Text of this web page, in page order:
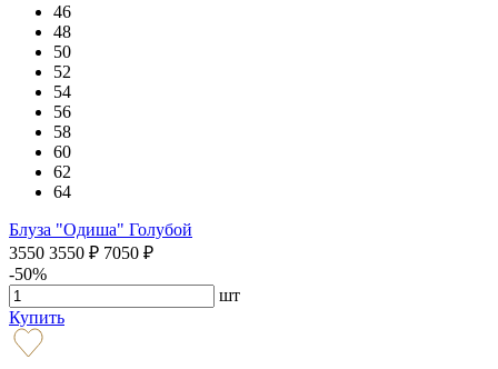
46
48
50
52
54
56
58
60
62
64
Блуза "Одиша" Голубой
3550 3550 ₽ 7050 ₽
-50%
шт
Купить